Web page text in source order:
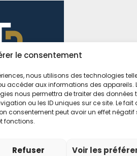
le consentement
nous utilisons des technologies
accéder aux informations des appareils.
nous permettra de traiter des données
ou les ID uniques sur ce site. Le fait
consentement peut avoir un effet négatif
fonctions.
Refuser Voir les